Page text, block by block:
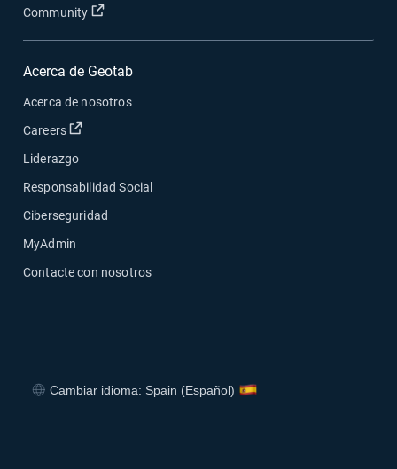
Community
Abrir en una nueva ventana
Acerca de Geotab
Acerca de nosotros
Careers
Abrir en una nueva ventana
Liderazgo
Responsabilidad Social
Ciberseguridad
MyAdmin
Contacte con nosotros
Cambiar idioma: Spain (Español)